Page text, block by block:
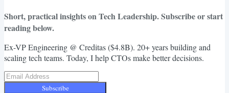
Short, practical insights on Tech Leadership. Subscribe or start
reading below.
Ex-VP Engineering @ Creditas ($4.8B). 20+ years building and
scaling tech teams. Today, I help CTOs make better decisions.
Subscribe